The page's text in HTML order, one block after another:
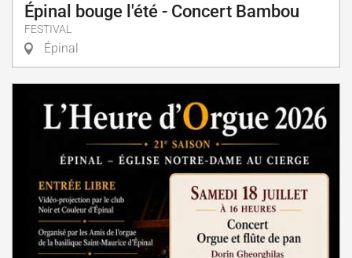
Épinal bouge l'été - Concert Bambou
FESTIVAL
Épinal